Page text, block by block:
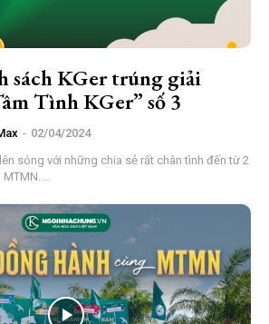
sách KGer trúng giải
Tình KGer” số 3
- 02/04/2024
sóng với những chia sẻ rất chân tình đến từ 2